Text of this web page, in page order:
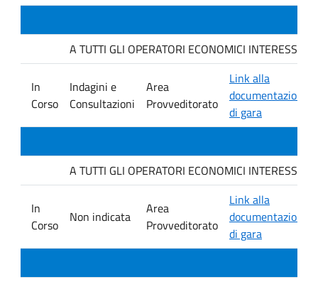
A TUTTI GLI OPERATORI ECONOMICI
In
Corso
Indagini e
Consultazioni
Area
Provveditorato
Link alla
documentazione
di gara
A TUTTI GLI OPERATORI ECONOMICI
In
Corso
Non indicata
Area
Provveditorato
Link alla
documentazione
di gara